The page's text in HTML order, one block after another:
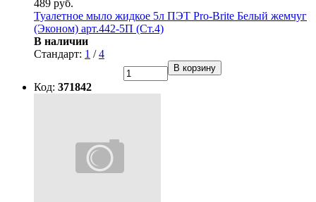
489 руб.
Туалетное мыло жидкое 5л ПЭТ Pro-Brite Белый жемчуг
(Эконом) арт.442-5П (Ст.4)
В наличии
Стандарт: 1 /4
В корзину
Код: 371842